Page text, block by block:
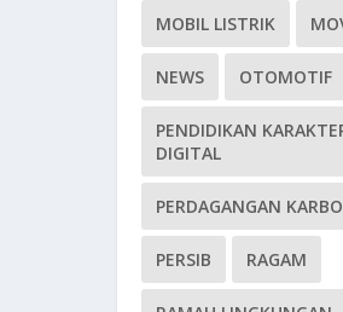
MOBIL LISTRIK
NEWS OTOMOTIF
PENDIDIKAN
DIGITAL
PERDAGANGAN
PERSIB RAGAM